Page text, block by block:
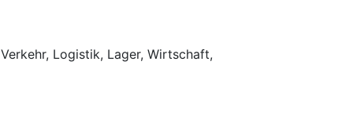
Logistik, Lager, Wirtschaft,